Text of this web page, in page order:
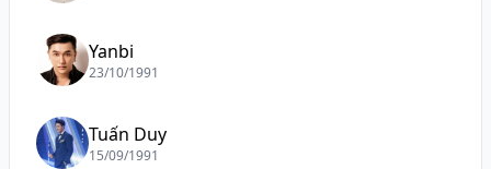
Yanbi
23/10/1991
Tuấn Duy
15/09/1991